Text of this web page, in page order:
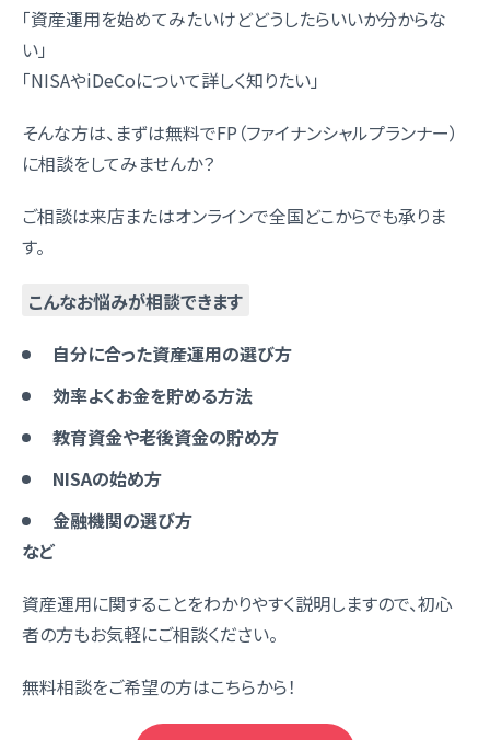
「資産運用を始めてみたいけどどうしたらいいか分からな
い」
「NISAやiDeCoについて詳しく知りたい」
そんな方は、まずは無料でFP（ファイナンシャルプランナー）
に相談をしてみませんか？
ご相談は来店またはオンラインで全国どこからでも承りま
す。
こんなお悩みが相談できます
自分に合った資産運用の選び方
効率よくお金を貯める方法
教育資金や老後資金の貯め方
NISAの始め方
金融機関の選び方
など
資産運用に関することをわかりやすく説明しますので、初心
者の方もお気軽にご相談ください。
無料相談をご希望の方はこちらから！